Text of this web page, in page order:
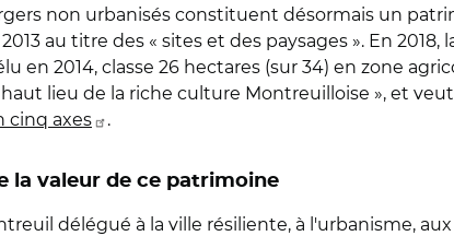
non urbanisés constituent désormais un
au titre des « sites et des paysages ». En
en 2014, classe 26 hectares (sur 34) en zone
lieu de la riche culture Montreuilloise », et
cinq axes
.
la valeur de ce patrimoine
délégué à la ville résiliente, à l'urbanisme,